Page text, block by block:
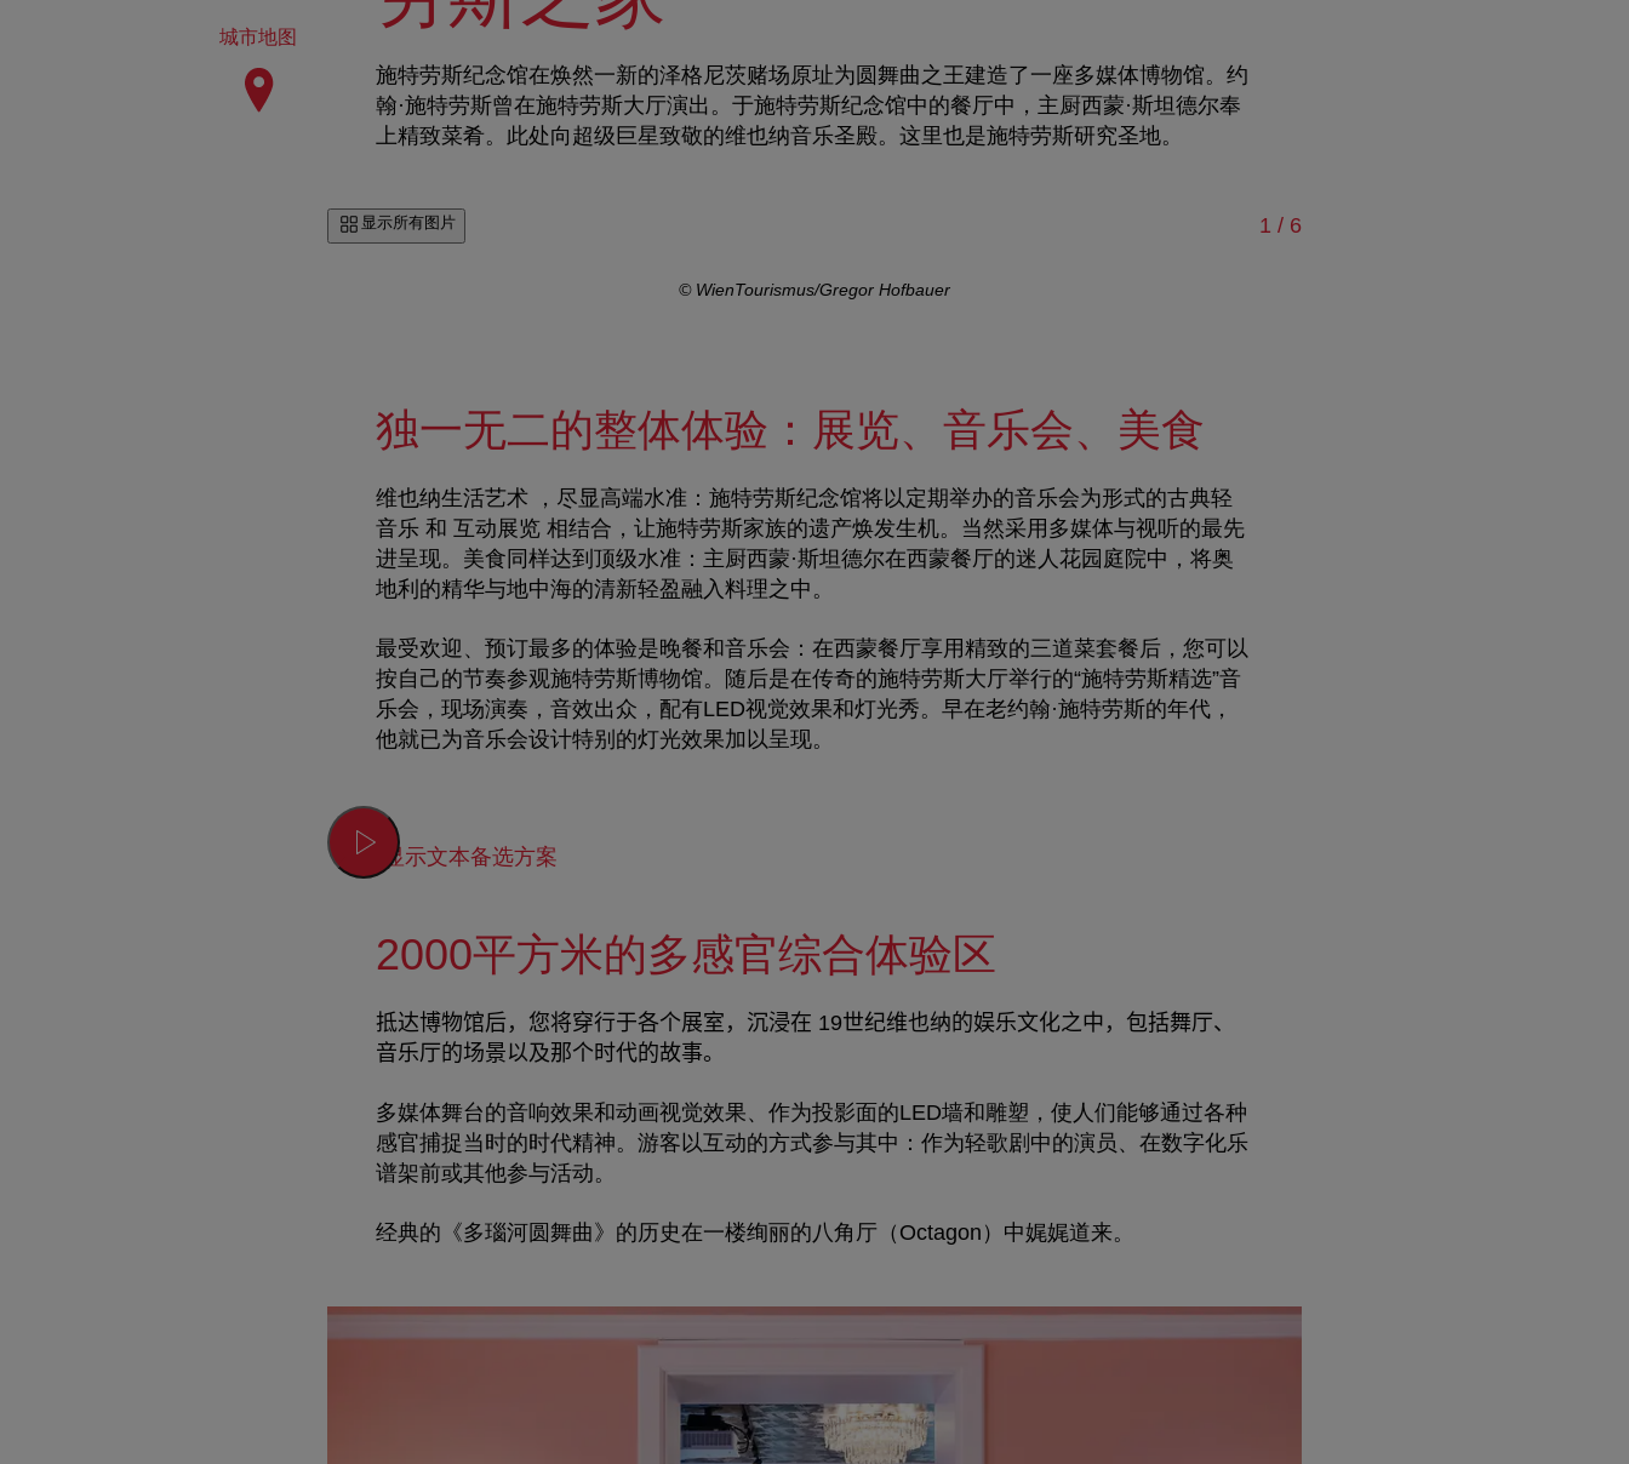
城市地图
施特劳斯纪念馆在焕然一新的泽格尼茨赌场原址为圆舞曲之王建造了一座多媒体博物馆。约
翰·施特劳斯曾在施特劳斯大厅演出。于施特劳斯纪念馆中的餐厅中，主厨西蒙·斯坦德尔奉
上精致菜肴。此处向超级巨星致敬的维也纳音乐圣殿。这里也是施特劳斯研究圣地。
显示所有图片 1 /页 共
6
© WienTourismus/Gregor Hofbauer
独一无二的整体体验：展览、音乐会、美食
维也纳生活艺术 ，尽显高端水准：施特劳斯纪念馆将以定期举办的音乐会为形式的古典轻
音乐 和 互动展览 相结合，让施特劳斯家族的遗产焕发生机。当然采用多媒体与视听的最先
进呈现。美食同样达到顶级水准： 主厨西蒙·斯坦德尔在西蒙餐厅的迷人花园庭院中，将奥
地利的精华与地中海的清新轻盈融入料理之中。
最受欢迎、预订最多的体验是晚餐和音乐会 ：在西蒙餐厅享用精致的三道菜套餐后，您可以
按自己的节奏参观施特劳斯博物馆。随后是在传奇的施特劳斯大厅举行的“施特劳斯精选”音
乐会，现场演奏，音效出众，配有LED视觉效果和灯光秀。早在老约翰·施特劳斯的年代，
他就已为音乐会设计特别的灯光效果加以呈现。
显示文本备选方案
2000平方米的多感官综合体验区
抵达博物馆后，您将穿行于各个展室，沉浸在 19世纪维也纳的娱乐文化之中，包括舞厅、
音乐厅的场景以及那个时代的故事。
多媒体舞台的音响效果和动画视觉效果、作为投影面的LED墙和雕塑，使人们能够通过各种
感官捕捉当时的时代精神。游客以互动的方式参与其中：作为轻歌剧中的演员、在数字化乐
谱架前或其他参与活动。
经典的《多瑙河圆舞曲》的历史在一楼绚丽的八角厅 （ Octagon ）中娓娓道来。